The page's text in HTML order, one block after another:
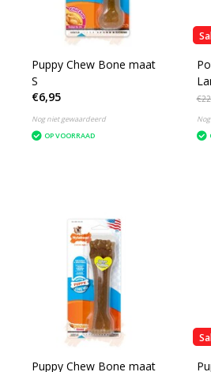
Puppy Chew Bone maat
S
€6,95
Nog niet gewaardeerd
OP VOORRAAD
Puppy Chew Bone maat